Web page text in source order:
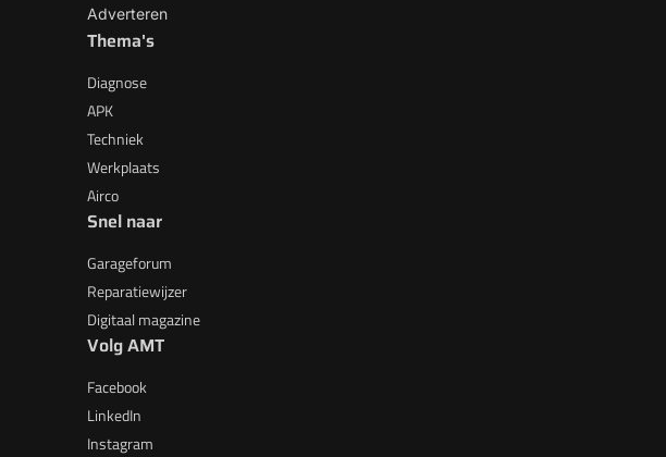
Adverteren
Thema's
Diagnose
APK
Techniek
Werkplaats
Airco
Snel naar
Garageforum
Reparatiewijzer
Digitaal magazine
Volg AMT
Facebook
LinkedIn
Instagram